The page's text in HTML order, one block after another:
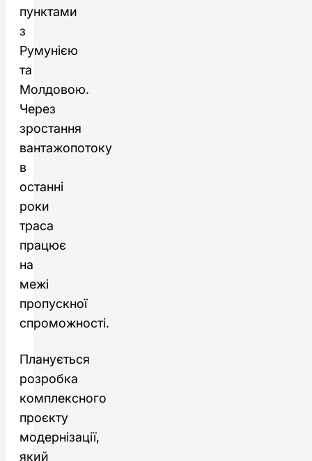
пунктами
з
Румунією
та
Молдовою.
Через
зростання
вантажопотоку
в
останні
роки
траса
працює
на
межі
пропускної
спроможності.
Планується
розробка
комплексного
проєкту
модернізації,
який